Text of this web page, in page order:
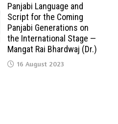
Panjabi Language and
Script for the Coming
Panjabi Generations on
the International Stage —
Mangat Rai Bhardwaj (Dr.)
16 August 2023